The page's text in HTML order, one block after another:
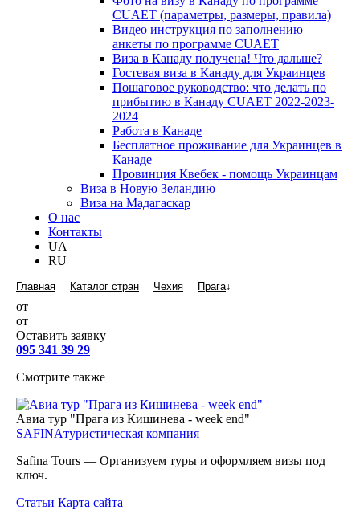
CUAET (параметры, размеры, правила)
Видео инструкция по заполнению
анкеты по программе CUAET
Виза в Канаду получена! Что дальше?
Гостевая виза в Канаду для Украинцев
Пошаговое руководство: что делать по
прибытию в Канаду CUAET 2022-2023-
2024
Работа в Канаде
Бесплатное проживание для Украинцев в
Канаде
Провинция Квебек - помощь Украинцам
Виза в Новую Зеландию
Виза на Мадагаскар
О нас
Контакты
UA
RU
Главная Каталог стран Чехия Прага↓
от
от
Оставить заявку
095 341 39 29
Смотрите также
Авиа тур "Прага из Кишинева - week end"
SAFINAтуристическая компания
Safina Tours — Организуем туры и оформляем визы под
ключ.
Статьи Карта сайта